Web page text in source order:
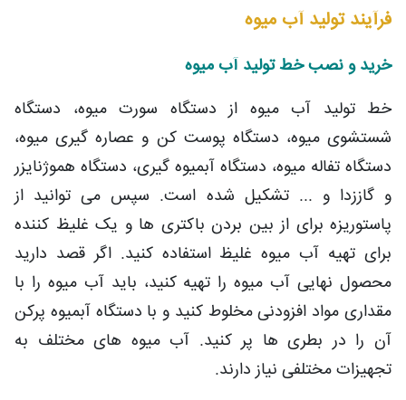
فرآیند تولید آب میوه
خرید و نصب خط تولید آب میوه
خط تولید آب میوه از دستگاه سورت میوه، دستگاه
شستشوی میوه، دستگاه پوست کن و عصاره گیری میوه،
دستگاه تفاله میوه، دستگاه آبمیوه گیری، دستگاه هموژنایزر
و گاززدا و ... تشکیل شده است. سپس می توانید از
پاستوریزه برای از بین بردن باکتری ها و یک غلیظ کننده
برای تهیه آب میوه غلیظ استفاده کنید. اگر قصد دارید
محصول نهایی آب میوه را تهیه کنید، باید آب میوه را با
مقداری مواد افزودنی مخلوط کنید و با دستگاه آبمیوه پرکن
آن را در بطری ها پر کنید. آب میوه های مختلف به
تجهیزات مختلفی نیاز دارند.